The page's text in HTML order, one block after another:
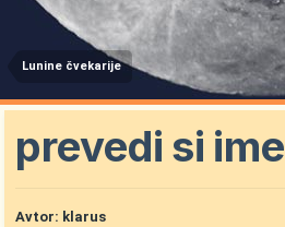
Lunine čvekarije
prevedi si ime
Avtor: klarus